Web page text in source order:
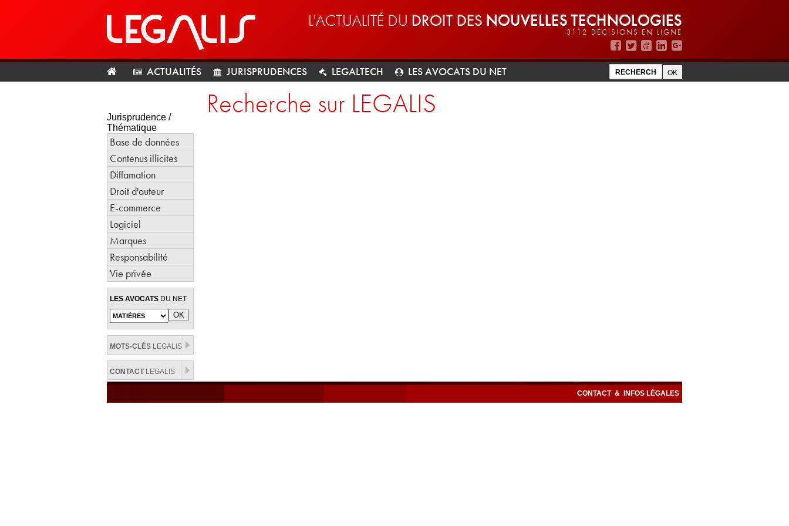
L'ACTUALITÉ DU DROIT DES NOUVELLES TECHNOLOGIES
3112 DÉCISIONS EN LIGNE
ACTUALITÉS JURISPRUDENCES LEGALTECH LES AVOCATS DU NET
Jurisprudence /
Thématique
Base de données
Contenus illicites
Diffamation
Droit d'auteur
E-commerce
Logiciel
Marques
Responsabilité
Vie privée
LES AVOCATS DU NET
MOTS-CLÉS LEGALIS
CONTACTLEGALIS
Recherche sur LEGALIS
CONTACT & INFOS LÉGALES